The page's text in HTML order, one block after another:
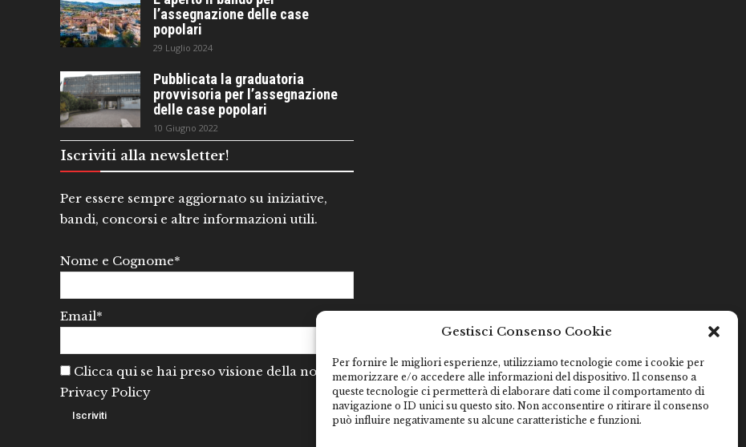
Gestisci Consenso Cookie
Per fornire le migliori esperienze, utilizziamo tecnologie come i cookie per
memorizzare e/o accedere alle informazioni del dispositivo. Il consenso a
queste tecnologie ci permetterà di elaborare dati come il comportamento di
navigazione o ID unici su questo sito. Non acconsentire o ritirare il consenso
può influire negativamente su alcune caratteristiche e funzioni.
l’assegnazione delle case
popolari
29 Luglio 2024
Pubblicata la graduatoria
provvisoria per l’assegnazione
delle case popolari
10 Giugno 2022
Iscriviti alla newsletter!
Per essere sempre aggiornato su iniziative,
bandi, concorsi e altre informazioni utili.
Nome e Cognome*
Email*
Clicca qui se hai preso visione della nostra
Privacy Policy